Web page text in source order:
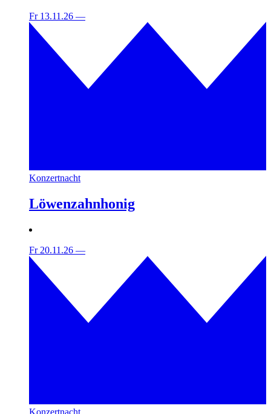
Fr 13.11.26 —
Konzertnacht
Löwenzahnhonig
Fr 20.11.26 —